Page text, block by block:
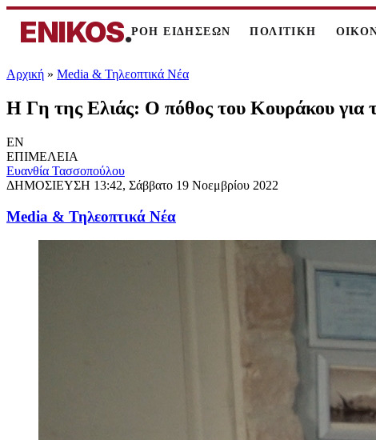
ENIKOS.ΡΟΗ ΕΙΔΗΣΕΩΝ ΠΟΛΙΤΙΚΗ
Αρχική » Media & Τηλεοπτικά Νέα
Η Γη της Ελιάς: Ο πόθος του Κουράκου για
EN
ΕΠΙΜΕΛΕΙΑ
Ευανθία Τασσοπούλου
ΔΗΜΟΣΙΕΥΣΗ 13:42, Σάββατο 19 Νοεμβρίου 2022
Media & Τηλεοπτικά Νέα